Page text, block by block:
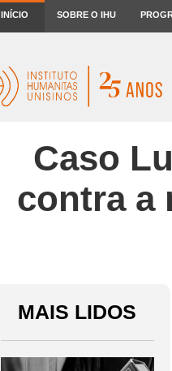
INÍCIO SOBRE O IHU
Caso
contra a
MAIS LIDOS